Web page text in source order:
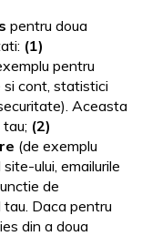
Vezi mai mult
pentru doua
(1)
pentru
si cont, statistici
Aceasta
(2)
(de exemplu
ului, emailurile
de
Daca pentru
din a doua